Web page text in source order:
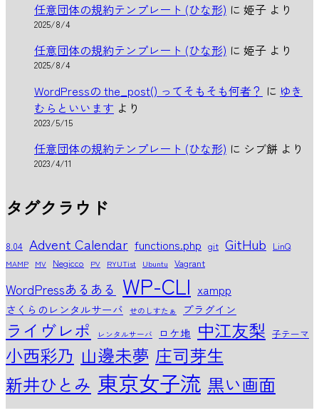
任意団体の規約テンプレート (ひな形) に 姫子 より
2025/8/4
任意団体の規約テンプレート (ひな形) に 姫子 より
2025/8/4
WordPressの the_post() ってそもそも何者？ に ゆき
むらといいます より
2023/5/15
任意団体の規約テンプレート (ひな形) に シブ餅 より
2023/4/11
タグクラウド
8.04 Advent Calendar functions.php git GitHub LinQ
MAMP MV Negicco PV RYUTist Ubuntu Vagrant
WordPressあるある WP-CLI xampp
さくらのレンタルサーバ せのしすたぁ プラグイン
ライヴレポ レンタルサーバ ロケ地 中江友梨 子テーマ
小西彩乃 山邊未夢 庄司芽生
新井ひとみ 東京女子流 黒い画面